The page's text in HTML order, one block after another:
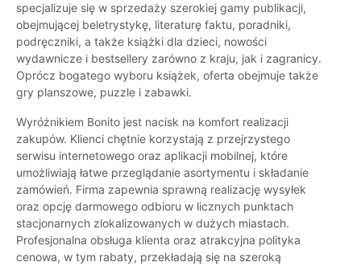
specjalizuje się w sprzedaży szerokiej gamy publikacji,
obejmującej beletrystykę, literaturę faktu, poradniki,
podręczniki, a także książki dla dzieci, nowości
wydawnicze i bestsellery zarówno z kraju, jak i zagranicy.
Oprócz bogatego wyboru książek, oferta obejmuje także
gry planszowe, puzzle i zabawki.
Wyróżnikiem Bonito jest nacisk na komfort realizacji
zakupów. Klienci chętnie korzystają z przejrzystego
serwisu internetowego oraz aplikacji mobilnej, które
umożliwiają łatwe przeglądanie asortymentu i składanie
zamówień. Firma zapewnia sprawną realizację wysyłek
oraz opcję darmowego odbioru w licznych punktach
stacjonarnych zlokalizowanych w dużych miastach.
Profesjonalna obsługa klienta oraz atrakcyjna polityka
cenowa, w tym rabaty, przekładają się na szeroką